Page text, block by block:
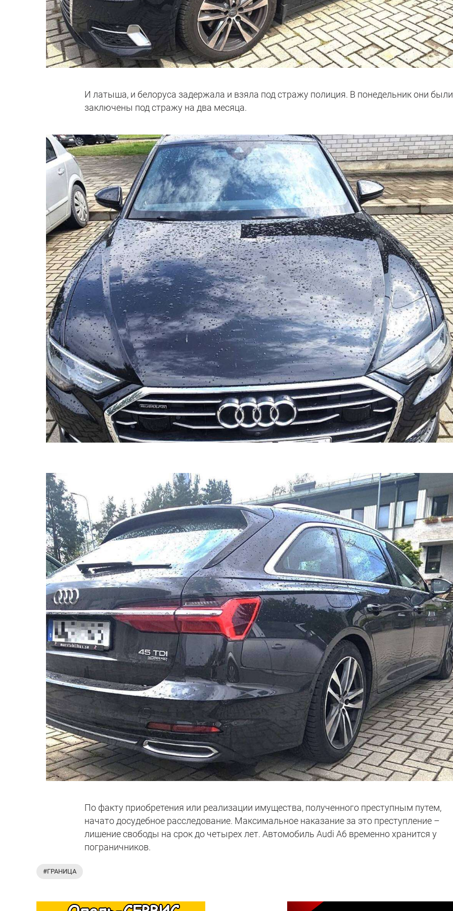
И латыша, и белоруса задержала и взяла под стражу полиция. В понедельник они были
заключены под стражу на два месяца.
По факту приобретения или реализации имущества, полученного преступным путем,
начато досудебное расследование. Максимальное наказание за это преступление –
лишение свободы на срок до четырех лет. Автомобиль Audi A6 временно хранится у
пограничников.
#ГРАНИЦА